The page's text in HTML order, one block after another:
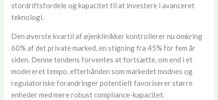
stordriftsfordele og kapacitet til at investere i avanceret
teknologi.
Den øverste kvartil af øjenklinikker kontrollerer nu omkring
60% af det private marked, en stigning fra 45% for fem år
siden. Denne tendens forventes at fortsætte, om end i et
modereret tempo, efterhånden som markedet modnes og
regulatoriske forandringer potentielt favoriserer større
enheder med mere robust compliance-kapacitet.